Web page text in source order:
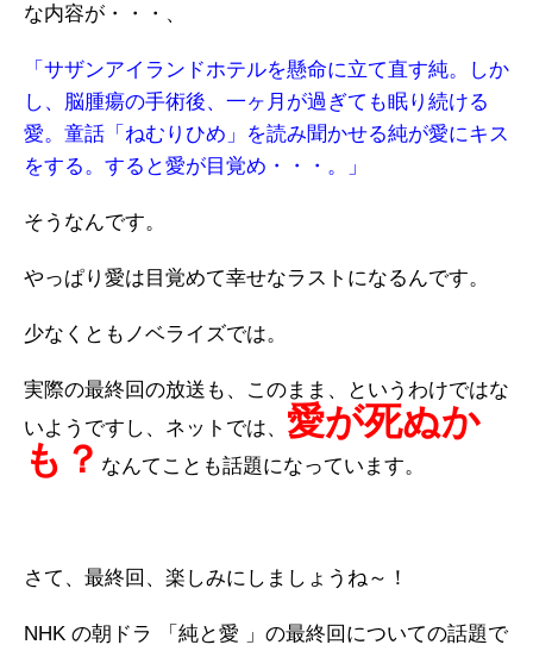
な内容が・・・、
「サザンアイランドホテルを懸命に立て直す純。しか
し、脳腫瘍の手術後、一ヶ月が過ぎても眠り続ける
愛。童話「ねむりひめ」を読み聞かせる純が愛にキス
をする。すると愛が目覚め・・・。」
そうなんです。
やっぱり愛は目覚めて幸せなラストになるんです。
少なくともノベライズでは。
実際の最終回の放送も、このまま、というわけではな
いようですし、ネットでは、 愛が死ぬか
も？ なんてことも話題になっています。
さて、最終回、楽しみにしましょうね～！
NHK の朝ドラ 「純と愛 」の最終回についての話題で